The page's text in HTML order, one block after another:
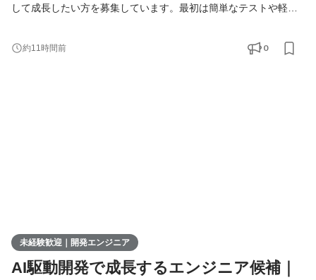
して成長したい方を募集しています。最初は簡単なテストや軽い
身につけられる環境です。 具体的な仕事内容 ● Webアプリや業務
システムのテスト・実装 ● 必要に応じた設計書の作成 ● チームツ
約11時間前 0
未経験歓迎｜開発エンジニア
AI駆動開発で成長するエンジニア候補｜